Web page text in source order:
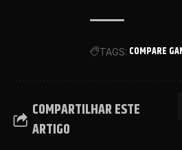
TAGS: COMPARE
COMPARTILHAR ESTE
ARTIGO